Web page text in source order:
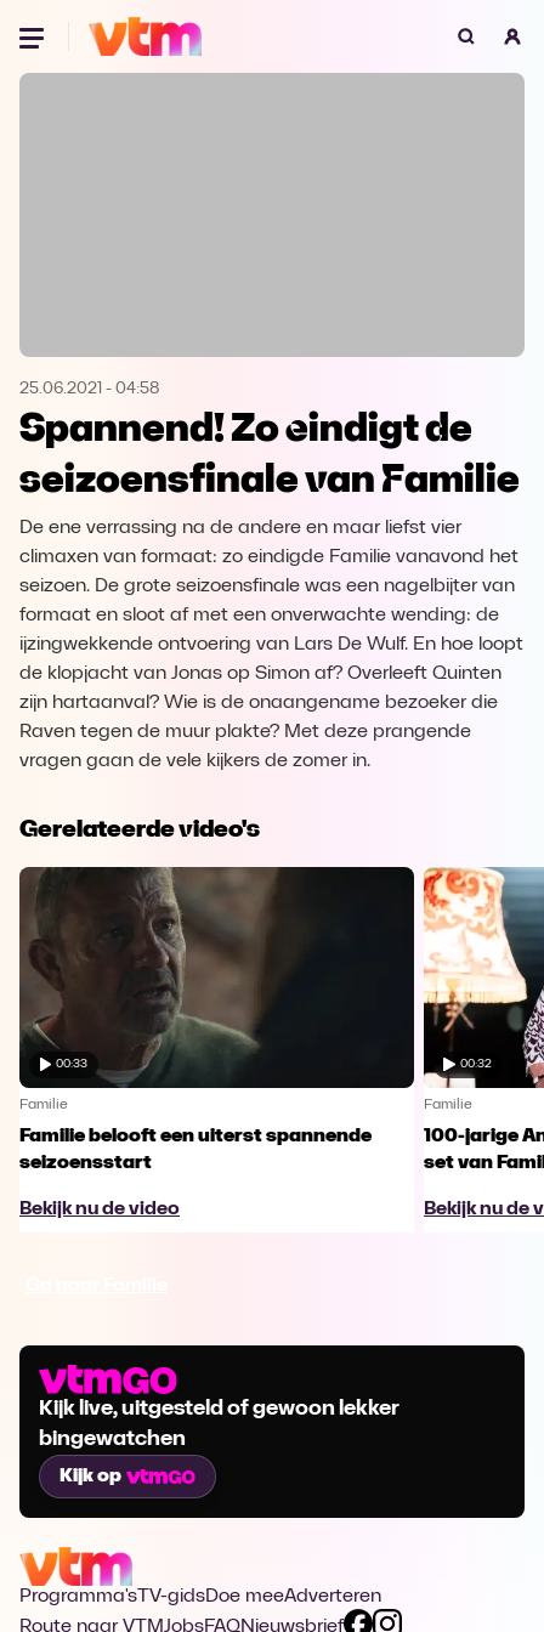
Oeps, browser niet ondersteund
Microsoft Edge Download
Opera Download
25.06.2021 - 04:58
Spannend! Zo eindigt de
seizoensfinale van Familie
De ene verrassing na de andere en maar liefst vier
climaxen van formaat: zo eindigde Familie vanavond het
seizoen. De grote seizoensfinale was een nagelbijter van
formaat en sloot af met een onverwachte wending: de
ijzingwekkende ontvoering van Lars De Wulf. En hoe loopt
de klopjacht van Jonas op Simon af? Overleeft Quinten
zijn hartaanval? Wie is de onaangename bezoeker die
Raven tegen de muur plakte? Met deze prangende
vragen gaan de vele kijkers de zomer in.
Gerelateerde video's
00:33
Familie
Familie belooft een uiterst spannende
seizoensstart
Bekijk nu de video
00:32
Familie
100-jarige
set van
Bekijk nu de
Kijk live, uitgesteld of gewoon lekker
bingewatchen
Kijk op
Programma's TV-gidsDoe meeAdverteren
Route naar VTMJobsFAQNieuwsbrief